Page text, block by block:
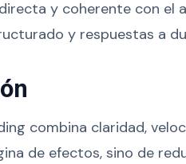
y coherente con el
y respuestas a
combina claridad,
de efectos, sino de